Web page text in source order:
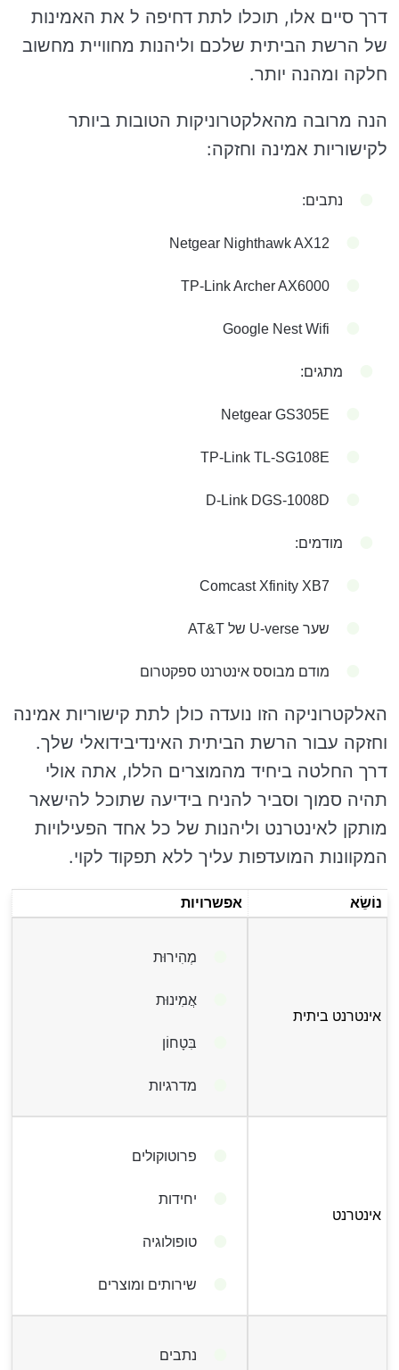
דרך סיים אלו, תוכלו לתת דחיפה ל את האמינות
של הרשת הביתית שלכם וליהנות מחוויית מחשוב
חלקה ומהנה יותר.
הנה מרובה מהאלקטרוניקות הטובות ביותר
לקישוריות אמינה וחזקה:
נתבים:
Netgear Nighthawk AX12
TP-Link Archer AX6000
Google Nest Wifi
מתגים:
Netgear GS305E
TP-Link TL-SG108E
D-Link DGS-1008D
מודמים:
Comcast Xfinity XB7
שער U-verse של AT&T
מודם מבוסס אינטרנט ספקטרום
האלקטרוניקה הזו נועדה כולן לתת קישוריות אמינה
וחזקה עבור הרשת הביתית האינדיבידואלי שלך.
דרך החלטה ביחיד מהמוצרים הללו, אתה אולי
תהיה סמוך וסביר להניח בידיעה שתוכל להישאר
מותקן לאינטרנט וליהנות של כל אחד הפעילויות
המקוונות המועדפות עליך ללא תפקוד לקוי.
נוֹשֵׂא אפשרויות
אינטרנט ביתית
מְהִירוּת
אֲמִינוּת
בִּטָחוֹן
מדרגיות
אינטרנט
פרוטוקולים
יחידות
טופולוגיה
שירותים ומוצרים
נתבים